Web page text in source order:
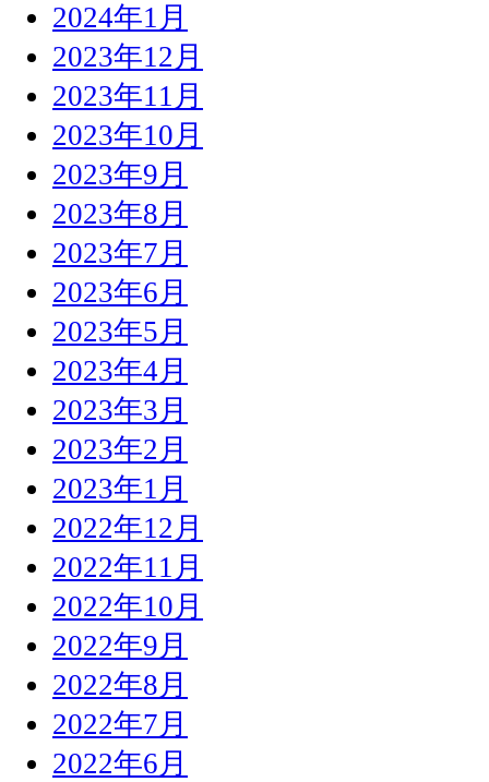
2024年1月
2023年12月
2023年11月
2023年10月
2023年9月
2023年8月
2023年7月
2023年6月
2023年5月
2023年4月
2023年3月
2023年2月
2023年1月
2022年12月
2022年11月
2022年10月
2022年9月
2022年8月
2022年7月
2022年6月